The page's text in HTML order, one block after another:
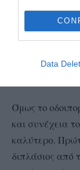
Data
Η βραδινή
Όμως το
και συνέχεια
καλύτερο.
διπλάσιος